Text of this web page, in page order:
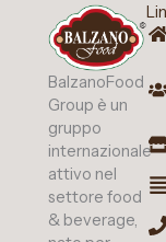
BalzanoFood
Group è un
gruppo
internazionale
attivo nel
settore food
& beverage,